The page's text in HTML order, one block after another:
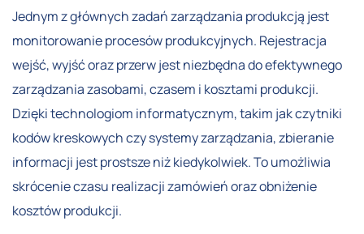
Jednym z głównych zadań zarządzania produkcją jest
monitorowanie procesów produkcyjnych. Rejestracja
wejść, wyjść oraz przerw jest niezbędna do efektywnego
zarządzania zasobami, czasem i kosztami produkcji.
Dzięki technologiom informatycznym, takim jak czytniki
kodów kreskowych czy systemy zarządzania, zbieranie
informacji jest prostsze niż kiedykolwiek. To umożliwia
skrócenie czasu realizacji zamówień oraz obniżenie
kosztów produkcji.